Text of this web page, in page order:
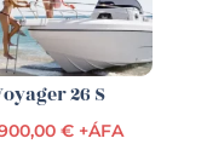
26 S
€ +ÁFA